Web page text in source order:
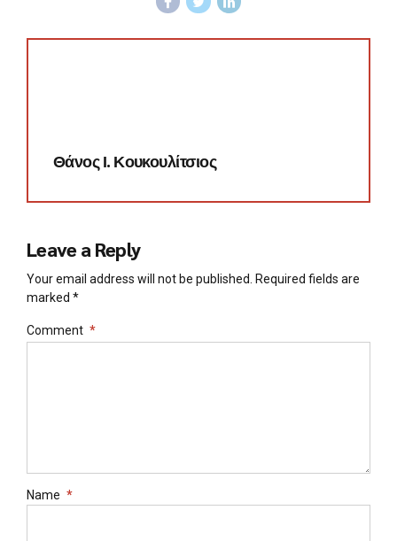
Θάνος Ι. Κουκουλίτσιος
Leave a Reply
Your email address will not be published. Required fields are
marked *
Comment *
Name *